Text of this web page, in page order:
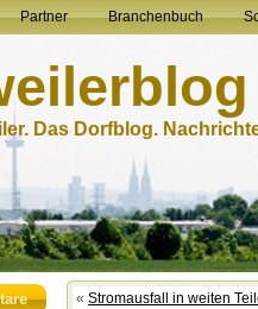
Partner Branchenbuch
Das Dorfblog.
« Stromausfall in weiten